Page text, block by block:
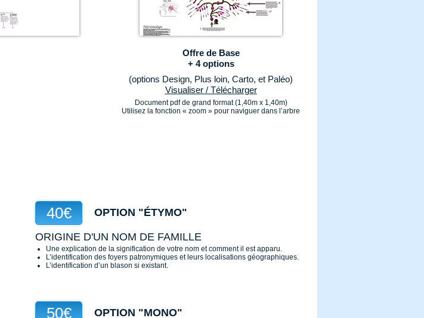
Offre de Base
+ 4 options
(options Design, Plus loin, Carto, et Paléo)
Visualiser / Télécharger
Document pdf de grand format (1,40m x 1,40m)
Utilisez la fonction « zoom » pour naviguer dans l’arbre
40€ OPTION "ÉTYMO"
ORIGINE D'UN NOM DE FAMILLE
Une explication de la signification de votre nom et comment il est apparu.
L’identification des foyers patronymiques et leurs localisations géographiques
L’identification d’un blason si existant.
50€ OPTION "MONO"